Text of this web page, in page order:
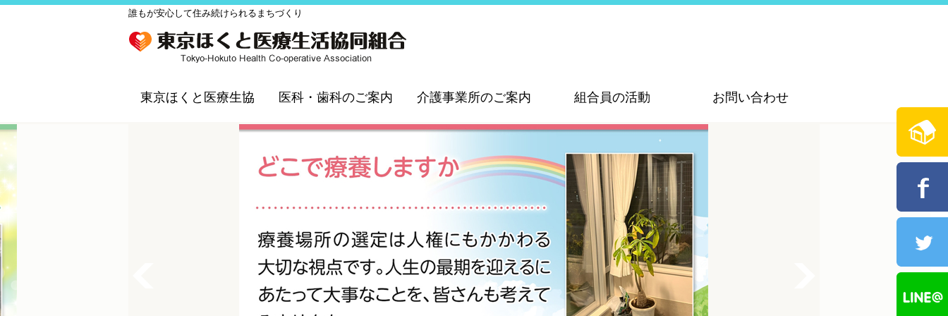
誰もが安心して住み続けられるまちづくり
東京ほくと医療生協 医科・歯科のご案内 介護事業所のご案内 組合員の活動 お問い合わせ